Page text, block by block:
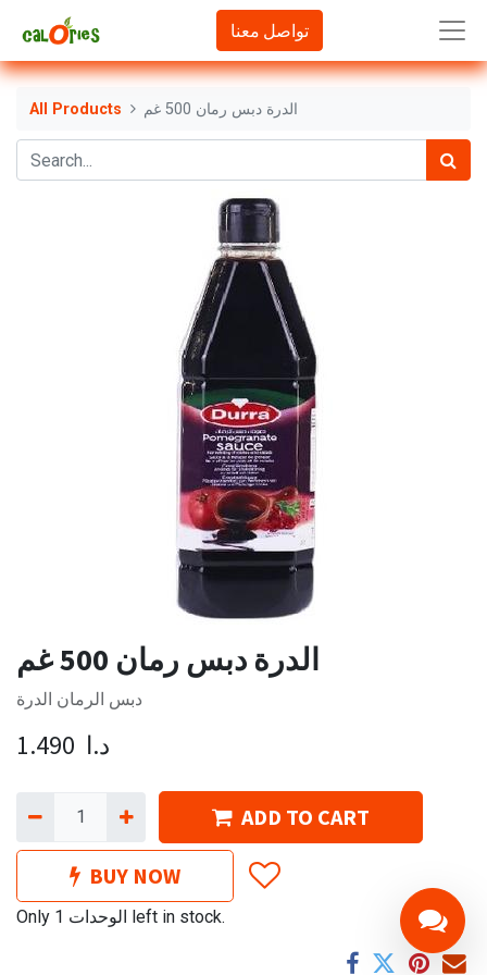
تواصل معنا
All Products الدرة دبس رمان 500 غم
الدرة دبس رمان 500 غم
دبس الرمان الدرة
1.490 د.ا
ADD TO CART
BUY NOW
Only 1 الوحدات left in stock.